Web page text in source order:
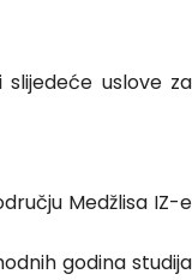
uslove za
Medžlisa IZ-e
godina studija